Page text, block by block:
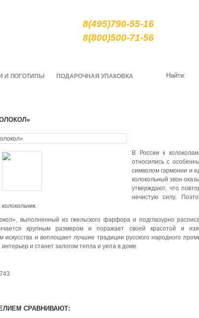
8(495)790-55-16
8(800)500-71-56
И ЛОГОТИПЫ ПОДАРОЧНАЯ УПАКОВКА Найти:
В России к
относились с
символом гармонии и
колокольный звон
утверждают, что
нечистую силу.
выполненный из гжельского фарфора и подглазурно
крупным размером и поражает своей красотой и
искусства и воплощает лучшие традиции русского народного
и станет залогом тепла и уюта в доме.
СРАВНИВАЮТ: